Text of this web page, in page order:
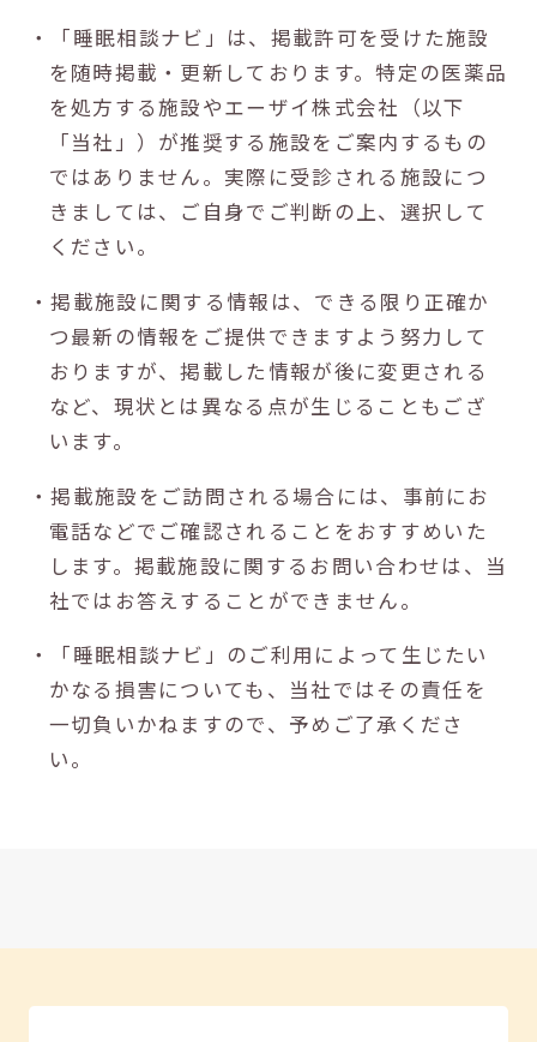
・「睡眠相談ナビ」は、掲載許可を受けた施設
を随時掲載・更新しております。特定の医薬品
を処方する施設やエーザイ株式会社（以下
「当社」）が推奨する施設をご案内するもの
ではありません。実際に受診される施設につ
きましては、ご自身でご判断の上、選択して
ください。
・掲載施設に関する情報は、できる限り正確か
つ最新の情報をご提供できますよう努力して
おりますが、掲載した情報が後に変更される
など、現状とは異なる点が生じることもござ
います。
・掲載施設をご訪問される場合には、事前にお
電話などでご確認されることをおすすめいた
します。掲載施設に関するお問い合わせは、当
社ではお答えすることができません。
・「睡眠相談ナビ」のご利用によって生じたい
かなる損害についても、当社ではその責任を
一切負いかねますので、予めご了承くださ
い。